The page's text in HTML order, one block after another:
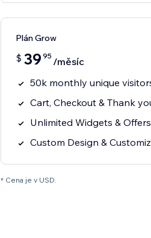
Plán Grow
$ 39 95 /měsíc
50k monthly unique
Cart, Checkout & Thank
Unlimited Widgets & Offers
Custom Design &
* Cena je v USD.